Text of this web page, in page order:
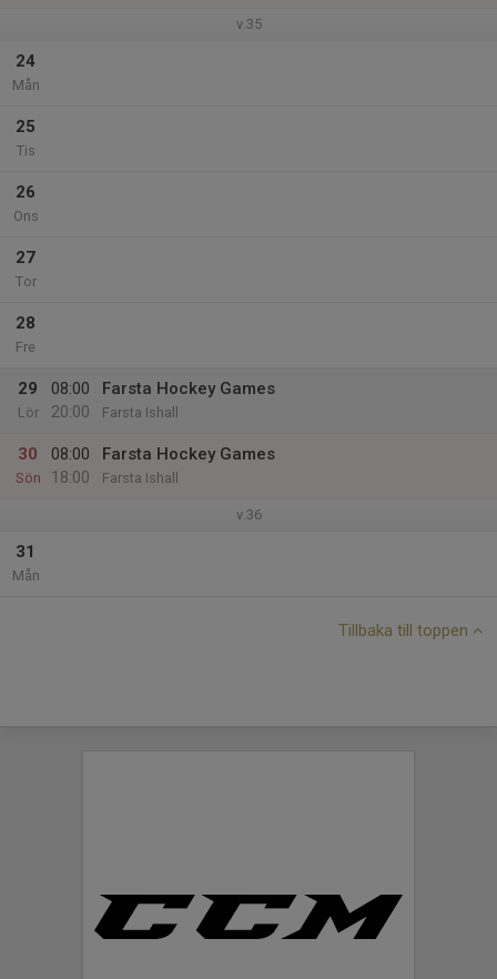
v.35
24
Mån
25
Tis
26
Ons
27
Tor
28
Fre
29
Lör
08:00
20:00
Farsta Hockey Games
Farsta Ishall
30
Sön
08:00
18:00
Farsta Hockey Games
Farsta Ishall
v.36
31
Mån
Tillbaka till toppen